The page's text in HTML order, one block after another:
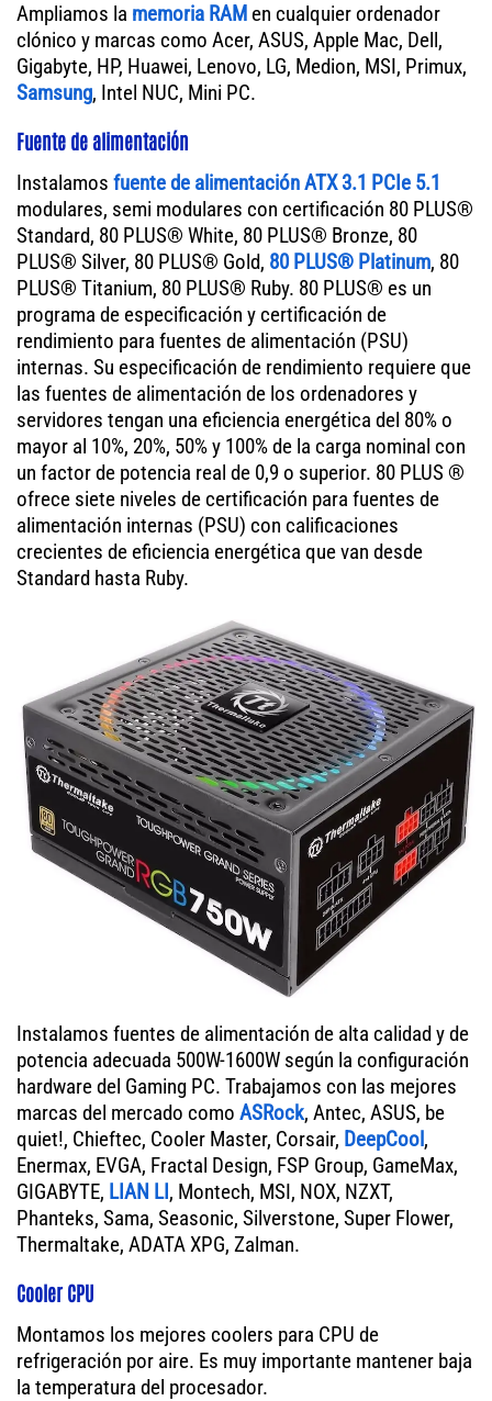
Ampliamos la memoria RAM en cualquier ordenador
clónico y marcas como Acer, ASUS, Apple Mac, Dell,
Gigabyte, HP, Huawei, Lenovo, LG, Medion, MSI, Primux,
Samsung, Intel NUC, Mini PC.
Fuente de alimentación
Instalamos fuente de alimentación ATX 3.1 PCIe 5.1
modulares, semi modulares con certificación 80 PLUS®
Standard, 80 PLUS® White, 80 PLUS® Bronze, 80
PLUS® Silver, 80 PLUS® Gold, 80 PLUS® Platinum, 80
PLUS® Titanium, 80 PLUS® Ruby. 80 PLUS® es un
programa de especificación y certificación de
rendimiento para fuentes de alimentación (PSU)
internas. Su especificación de rendimiento requiere que
las fuentes de alimentación de los ordenadores y
servidores tengan una eficiencia energética del 80% o
mayor al 10%, 20%, 50% y 100% de la carga nominal con
un factor de potencia real de 0,9 o superior. 80 PLUS ®
ofrece siete niveles de certificación para fuentes de
alimentación internas (PSU) con calificaciones
crecientes de eficiencia energética que van desde
Standard hasta Ruby.
Instalamos fuentes de alimentación de alta calidad y de
potencia adecuada 500W-1600W según la configuración
hardware del Gaming PC. Trabajamos con las mejores
marcas del mercado como ASRock, Antec, ASUS, be
quiet!, Chieftec, Cooler Master, Corsair, DeepCool,
Enermax, EVGA, Fractal Design, FSP Group, GameMax,
GIGABYTE, LIAN LI, Montech, MSI, NOX, NZXT,
Phanteks, Sama, Seasonic, Silverstone, Super Flower,
Thermaltake, ADATA XPG, Zalman.
Cooler CPU
Montamos los mejores coolers para CPU de
refrigeración por aire. Es muy importante mantener baja
la temperatura del procesador.